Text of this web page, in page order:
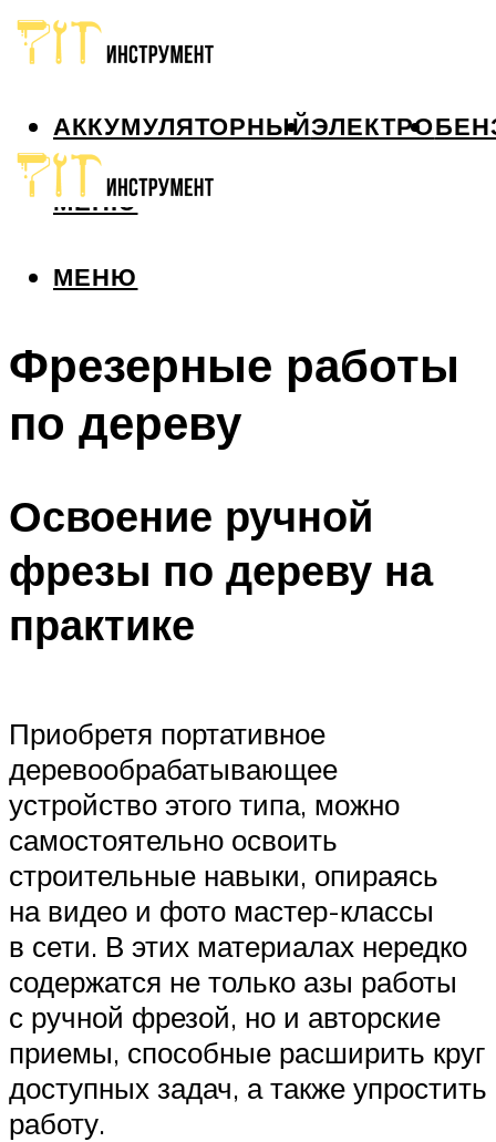
АККУМУЛЯТОРНЫЙЭЛЕКТРО
МЕНЮ
МЕНЮ
Фрезерные работы
по дереву
Освоение ручной
фрезы по дереву на
практике
Приобретя портативное
деревообрабатывающее
устройство этого типа, можно
самостоятельно освоить
строительные навыки, опираясь
на видео и фото мастер-классы
в сети. В этих материалах нередко
содержатся не только азы работы
с ручной фрезой, но и авторские
приемы, способные расширить круг
доступных задач, а также упростить
работу.